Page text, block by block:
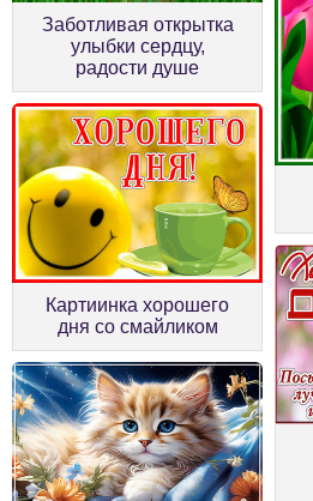
Заботливая открытка
улыбки сердцу,
радости душе
Картиинка хорошего
дня со смайликом